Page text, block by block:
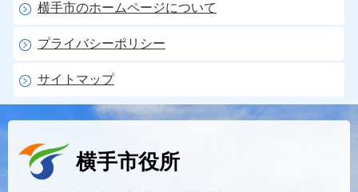
横手市のホームページについて
プライバシーポリシー
サイトマップ
横手市役所